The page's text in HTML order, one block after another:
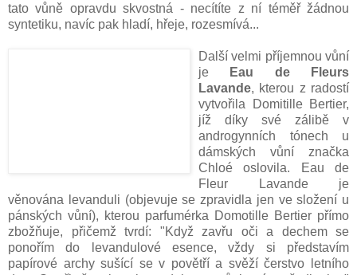
tato vůně opravdu skvostná - necítíte z ní téměř žádnou
syntetiku, navíc pak hladí, hřeje, rozesmívá...
Další velmi příjemnou vůní
je
Eau de Fleurs
Lavande, kterou z radostí
vytvořila Domitille Bertier,
jíž díky své zálibě v
androgynních tónech u
dámských vůní značka
Chloé oslovila. Eau de
Fleur Lavande je
věnována levanduli (objevuje se zpravidla jen ve složení u
pánských vůní), kterou parfumérka Domotille Bertier přímo
zbožňuje, přičemž tvrdí: "Když zavřu oči a dechem se
ponořím do levandulové esence, vždy si představím
papírové archy sušící se v povětří a svěží čerstvo letního